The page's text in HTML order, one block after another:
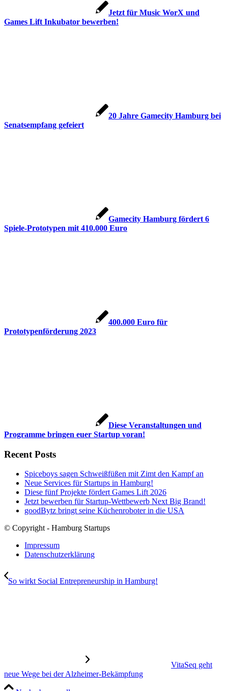
Jetzt für Music WorX und
Games Lift Inkubator bewerben!
20 Jahre Gamecity Hamburg bei
Senatsempfang gefeiert
Gamecity Hamburg fördert 6
Spiele-Prototypen mit 410.000 Euro
400.000 Euro für
Prototypenförderung 2023
Diese Veranstaltungen und
Programme bringen euer Startup voran!
Recent Posts
Spiceboys sagen Schweißfüßen mit Zimt den Kampf an
Neue Services für Startups in Hamburg!
Diese fünf Projekte fördert Games Lift 2026
Jetzt bewerben für Startup-Wettbewerb Next Big Brand!
goodBytz bringt seine Küchenroboter in die USA
© Copyright - Hamburg Startups
Impressum
Datenschutzerklärung
So wirkt Social Entrepreneurship in Hamburg!
VitaSeq geht
neue Wege bei der Alzheimer-Bekämpfung